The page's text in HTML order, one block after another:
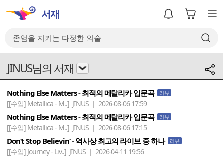
JINUS님의 서재
Nothing Else Matters - 최적의 메탈리카 입문곡 리뷰
[[수입] Metallica - M..] JINUS | 2026-08-06 17:59
Nothing Else Matters - 최적의 메탈리카 입문곡 리뷰
[[수입] Metallica - M..] JINUS | 2026-08-06 17:15
Don‘t Stop Believin‘ - 역사상 최고의 라이브 중 하나 리뷰
[[수입] Journey - Liv..] JINUS | 2026-04-11 19:56